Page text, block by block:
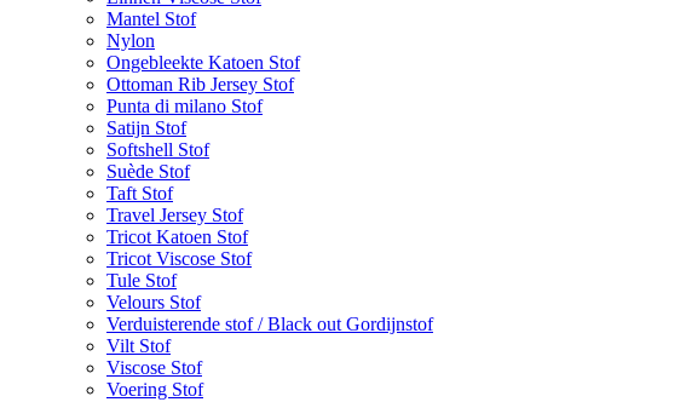
Mantel Stof
Nylon
Ongebleekte Katoen Stof
Ottoman Rib Jersey Stof
Punta di milano Stof
Satijn Stof
Softshell Stof
Suède Stof
Taft Stof
Travel Jersey Stof
Tricot Katoen Stof
Tricot Viscose Stof
Tule Stof
Velours Stof
Verduisterende stof / Black out Gordijnstof
Vilt Stof
Viscose Stof
Voering Stof